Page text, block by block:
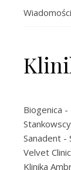
Biogenica -
Sanadent -
Velvet Clinic
Klinika